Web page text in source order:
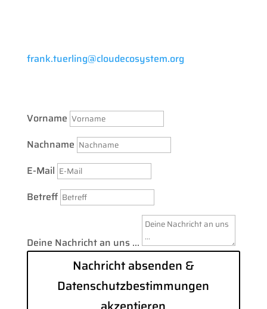
frank.tuerling@cloudecosystem.org
Vorname
Nachname
E-Mail
Betreff
Deine Nachricht an uns ...
Nachricht absenden &
Datenschutzbestimmungen